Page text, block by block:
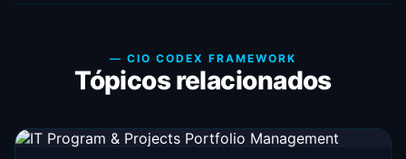
— CIO CODEX FRAMEWORK
Tópicos relacionados